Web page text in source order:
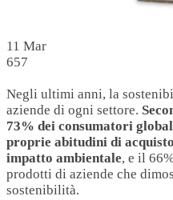
11 Mar
657
Negli ultimi anni, la
aziende di ogni settore.
73% dei consumatori
proprie abitudini di
impatto ambientale, e il
prodotti di aziende che
sostenibilità.